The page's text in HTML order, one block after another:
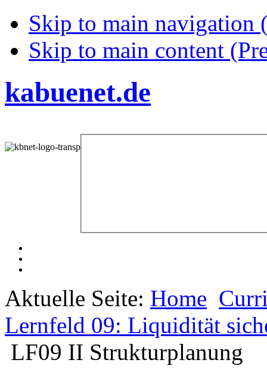
Skip to main navigation
Skip to main content
kabuenet.de
Aktuelle Seite: Home
Lernfeld 09: Liquidität
LF09 II Strukturplanung